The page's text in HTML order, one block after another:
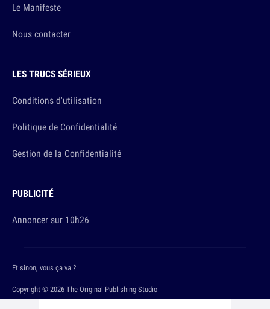
Le Manifeste
Nous contacter
LES TRUCS SÉRIEUX
Conditions d'utilisation
Politique de Confidentialité
Gestion de la Confidentialité
PUBLICITÉ
Annoncer sur 10h26
Copyright © 2026 The Original Publishing Studio
Et sinon, vous ça va ?